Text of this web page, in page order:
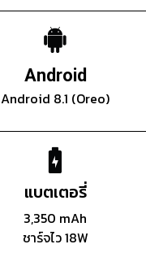
Android
Android 8.1 (Oreo)
แบตเตอรี่
3,350 mAh
ชาร์จไว 18W